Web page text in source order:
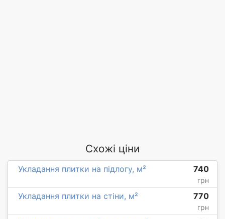
Схожі ціни
Укладання плитки на підлогу, м² 740
грн
Укладання плитки на стіни, м² 770
грн